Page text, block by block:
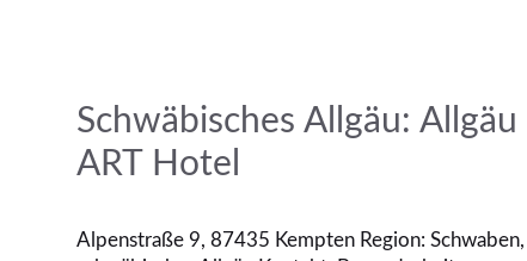
Schwäbisches Allgäu: Allgäu
ART Hotel
Alpenstraße 9, 87435 Kempten Region: Schwaben,